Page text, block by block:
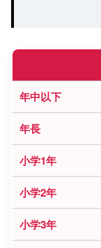
年中以下
年長
小学1年
小学2年
小学3年